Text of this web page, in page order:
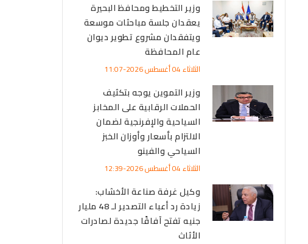
وزير التخطيط ومحافظ البحيرة
يعقدان جلسة مباحثات موسعة
ويتفقدان مشروع تطوير ديوان
عام المحافظة
الثلاثاء 04 أغسطس 2026-11:07
وزير التموين يوجه بتكثيف
الحملات الرقابية على المخابز
السياحية والإفرنجية لضمان
الالتزام بأسعار وأوزان الخبز
السياحي والفينو
الثلاثاء 04 أغسطس 2026-12:39
وكيل غرفة صناعة الأخشاب:
زيادة رد أعباء التصدير لـ 48 مليار
جنيه تفتح آفاقًا جديدة لصادرات
الأثاث